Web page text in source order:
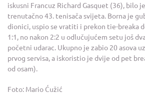
iskusni Francuz Richard Gasquet (36), bilo
trenutačno 43. tenisača svijeta. Borna je
dionici, uspio se vratiti i prekon tie-breaka
1:1, no nakon 2:2 u odlučujućem setu još
početni udarac. Ukupno je zabio 20 asova
prvog servisa, a iskoristio je dvije od pet
od osam).
Foto: Mario Ćužić